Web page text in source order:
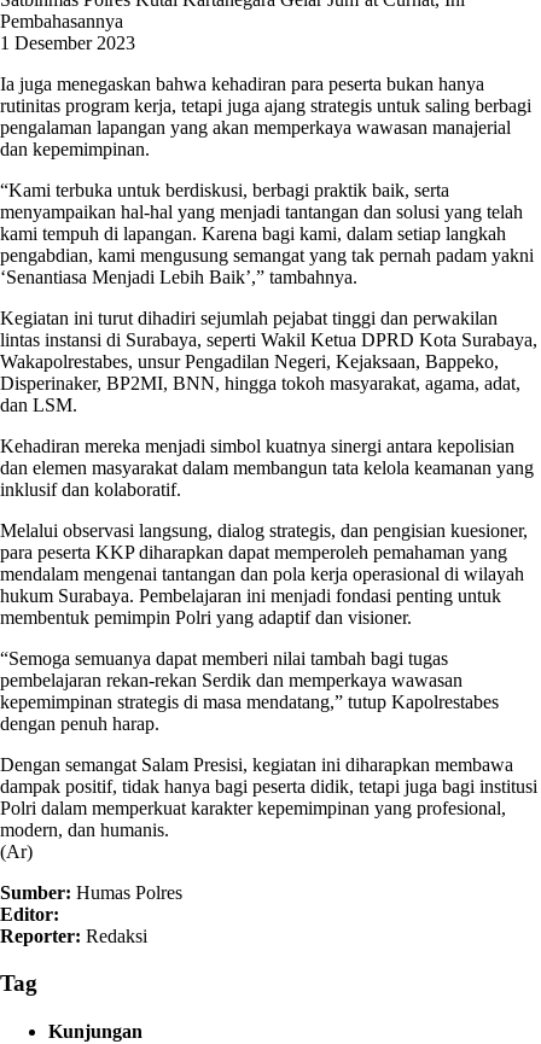
Pembahasannya
1 Desember 2023
Ia juga menegaskan bahwa kehadiran para peserta bukan hanya
rutinitas program kerja, tetapi juga ajang strategis untuk saling berbagi
pengalaman lapangan yang akan memperkaya wawasan manajerial
dan kepemimpinan.
“Kami terbuka untuk berdiskusi, berbagi praktik baik, serta
menyampaikan hal-hal yang menjadi tantangan dan solusi yang telah
kami tempuh di lapangan. Karena bagi kami, dalam setiap langkah
pengabdian, kami mengusung semangat yang tak pernah padam yakni
‘Senantiasa Menjadi Lebih Baik’,” tambahnya.
Kegiatan ini turut dihadiri sejumlah pejabat tinggi dan perwakilan
lintas instansi di Surabaya, seperti Wakil Ketua DPRD Kota Surabaya,
Wakapolrestabes, unsur Pengadilan Negeri, Kejaksaan, Bappeko,
Disperinaker, BP2MI, BNN, hingga tokoh masyarakat, agama, adat,
dan LSM.
Kehadiran mereka menjadi simbol kuatnya sinergi antara kepolisian
dan elemen masyarakat dalam membangun tata kelola keamanan yang
inklusif dan kolaboratif.
Melalui observasi langsung, dialog strategis, dan pengisian kuesioner,
para peserta KKP diharapkan dapat memperoleh pemahaman yang
mendalam mengenai tantangan dan pola kerja operasional di wilayah
hukum Surabaya. Pembelajaran ini menjadi fondasi penting untuk
membentuk pemimpin Polri yang adaptif dan visioner.
“Semoga semuanya dapat memberi nilai tambah bagi tugas
pembelajaran rekan-rekan Serdik dan memperkaya wawasan
kepemimpinan strategis di masa mendatang,” tutup Kapolrestabes
dengan penuh harap.
Dengan semangat Salam Presisi, kegiatan ini diharapkan membawa
dampak positif, tidak hanya bagi peserta didik, tetapi juga bagi institusi
Polri dalam memperkuat karakter kepemimpinan yang profesional,
modern, dan humanis.
(Ar)
Sumber: Humas Polres
Editor:
Reporter: Redaksi
Tag
Kunjungan